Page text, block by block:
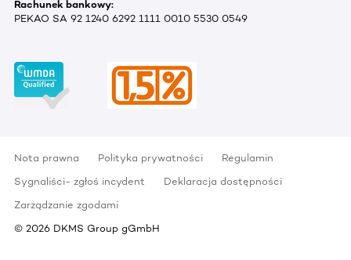
Rachunek bankowy:
PEKAO SA 92 1240 6292 1111 0010 5530 0549
Nota prawna Polityka prywatności
Regulamin
Sygnaliści- zgłoś incydent
Deklaracja dostępności
Zarządzanie zgodami
© 2026 DKMS Group gGmbH